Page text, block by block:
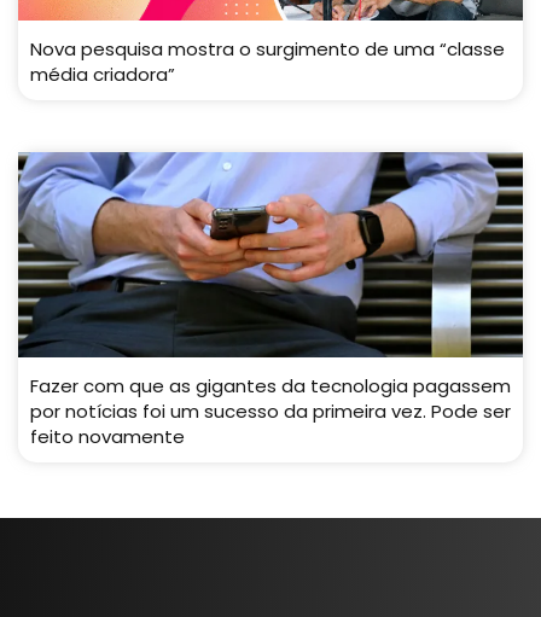
Nova pesquisa mostra o surgimento de uma “classe
média criadora”
Fazer com que as gigantes da tecnologia pagassem
por notícias foi um sucesso da primeira vez. Pode ser
feito novamente